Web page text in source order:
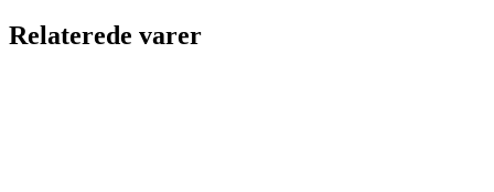
Relaterede varer